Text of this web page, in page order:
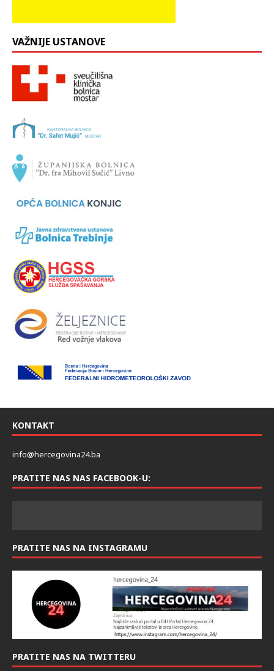
VAŽNIJE USTANOVE
KONTAKT
info@hercegovina24.ba
PRATITE NAS NAS FACEBOOK-U:
PRATITE NAS NA INSTAGRAMU
PRATITE NAS NA TWITTERU